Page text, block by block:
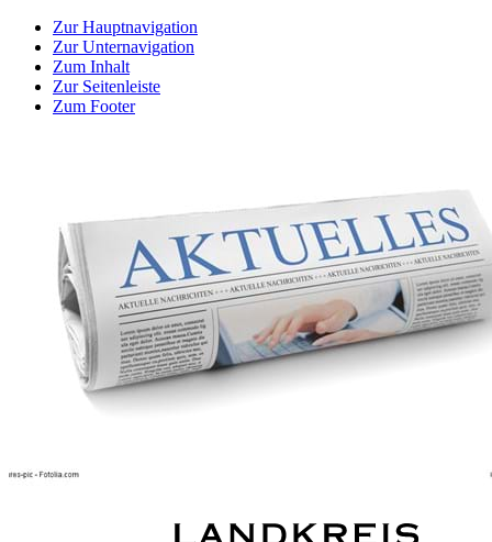
Zur Hauptnavigation
Zur Unternavigation
Zum Inhalt
Zur Seitenleiste
Zum Footer